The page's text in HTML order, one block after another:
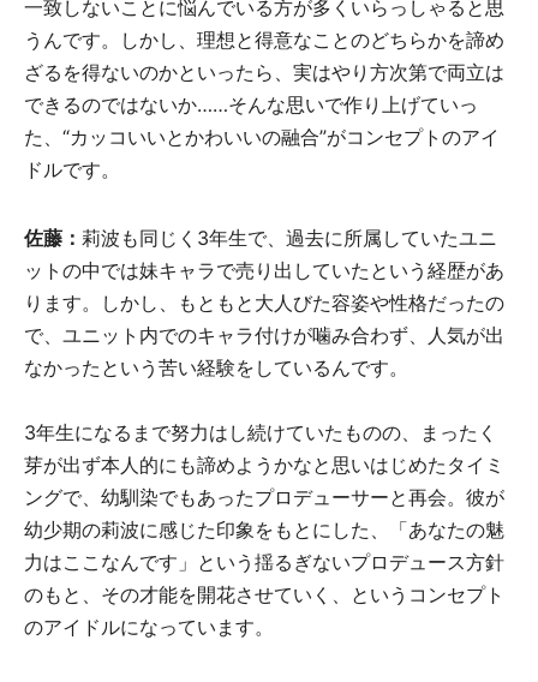
一致しないことに悩んでいる方が多くいらっしゃると思
うんです。しかし、理想と得意なことのどちらかを諦め
ざるを得ないのかといったら、実はやり方次第で両立は
できるのではないか……そんな思いで作り上げていっ
た、“カッコいいとかわいいの融合”がコンセプトのアイ
ドルです。
佐藤： 莉波も同じく3年生で、過去に所属していたユニ
ットの中では妹キャラで売り出していたという経歴があ
ります。しかし、もともと大人びた容姿や性格だったの
で、ユニット内でのキャラ付けが噛み合わず、人気が出
なかったという苦い経験をしているんです。
3年生になるまで努力はし続けていたものの、まったく
芽が出ず本人的にも諦めようかなと思いはじめたタイミ
ングで、幼馴染でもあったプロデューサーと再会。彼が
幼少期の莉波に感じた印象をもとにした、「あなたの魅
力はここなんです」という揺るぎないプロデュース方針
のもと、その才能を開花させていく、というコンセプト
のアイドルになっています。